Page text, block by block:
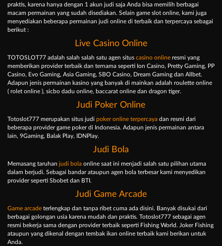
praktis, karena hanya dengan 1 akun judi saja Anda bisa memilih berbagai
macam permainan yang sudah disediakan. Selain game slot online, kami juga
menyediakan beberapa permainan judi online di terbaik dan terpercaya sebagai
berikut :
Live Casino Online
TOTOSLOT77 adalah salah salah satu agen situs casino online resmi yang
memberikan provider terbaik dan ternama seperti Ion Casino, Pretty Gaming, PP
Casino, Evo Gaming, Asia Gaming, SBO Casino, Dream Gaming dan Allbet.
Adapun jenis permainan kasino yang banyak di mainkan adalah roulette online
( rolet online ), sicbo dadu online, baccarat online dan dragon tiger.
Judi Poker Online
Totoslot777 merupakan situs judi poker online terpercaya dan resmi dari
beberapa provider game poker di Indonesia. Adapun jenis permainan antara
lain, 9Gaming, Balak Play, IDNPlay.
Judi Bola
Memasang taruhan judi bola online saat ini menjadi salah satu pilihan utama
dalam berjudi. Sebagai bandar ataupun agen bola terbesar kami menyedikan
provider seperti Sbobet dan BTI.
Judi Game Arcade
Game arcade terlengkap dan tanpa ribet cuma ada disini. Banyak disukai dari
berbagai golongan usia karena mudah dan praktis. Totoslot777 sebagai agen
resmi bekerja sama dengan provider terbaik seperti Fishing World. Joker Fishing
ataupun yang dikenal dengan tembak ikan online terbaik kami berikan untuk
Anda.